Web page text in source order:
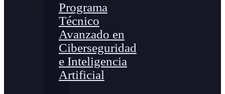
Programa
Técnico
Avanzado en
Ciberseguridad
e Inteligencia
Artificial